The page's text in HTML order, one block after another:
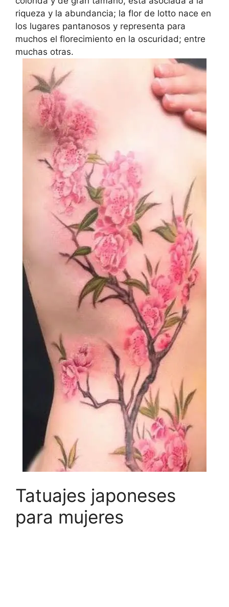
riqueza y la abundancia; la flor de lotto nace en
los lugares pantanosos y representa para
muchos el florecimiento en la oscuridad; entre
muchas otras.
Tatuajes japoneses
para mujeres